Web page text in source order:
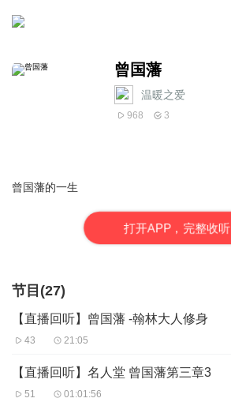
曾国藩
温暖之爱
968 3
曾国藩的一生
打开APP，完整收听
节目(27)
【直播回听】曾国藩 -翰林大人修身
43 21:05
【直播回听】名人堂 曾国藩第三章3
51 01:01:56